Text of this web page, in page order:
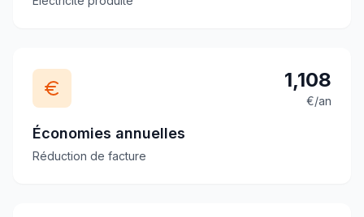
1,108
€/an
Économies annuelles
Réduction de facture